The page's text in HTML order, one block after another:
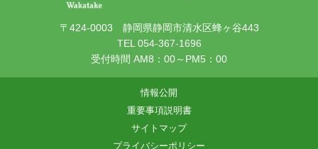
〒424-0003 静岡県静岡市清水区蜂ヶ谷443
TEL 054-367-1696
受付時間 AM8：00～PM5：00
情報公開
重要事項説明書
サイトマップ
プライバシーポリシー